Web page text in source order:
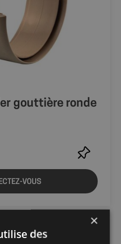
gouttière ronde
VOUS
×
des